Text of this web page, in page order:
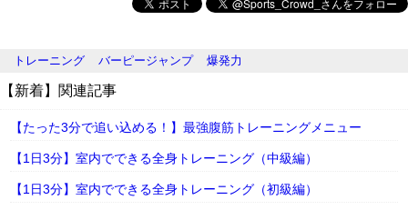
トレーニング バーピージャンプ 爆発力
【新着】関連記事
【たった3分で追い込める！】最強腹筋トレーニングメニュー
【1日3分】室内でできる全身トレーニング（中級編）
【1日3分】室内でできる全身トレーニング（初級編）